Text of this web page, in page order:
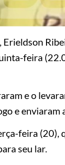
Erieldson
feira
e o
e enviaram
feira (20),
seu lar.